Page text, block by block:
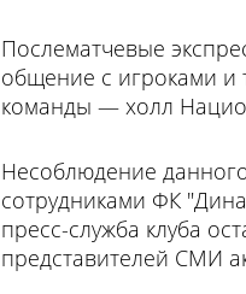
Послематчевые
общение с игроками и
команды — холл
Несоблюдение
сотрудниками ФК
пресс-служба клуба
представителей СМИ